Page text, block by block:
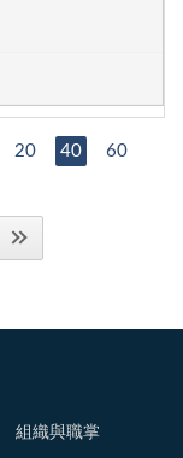
20 40
60
組織與職掌